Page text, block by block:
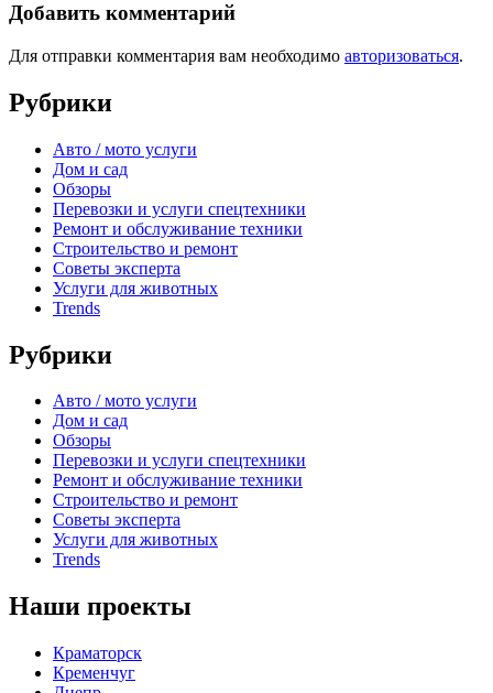
Добавить комментарий
Для отправки комментария вам необходимо авторизоваться.
Рубрики
Авто / мото услуги
Дом и сад
Обзоры
Перевозки и услуги спецтехники
Ремонт и обслуживание техники
Строительство и ремонт
Советы эксперта
Услуги для животных
Trends
Рубрики
Авто / мото услуги
Дом и сад
Обзоры
Перевозки и услуги спецтехники
Ремонт и обслуживание техники
Строительство и ремонт
Советы эксперта
Услуги для животных
Trends
Наши проекты
Краматорск
Кременчуг